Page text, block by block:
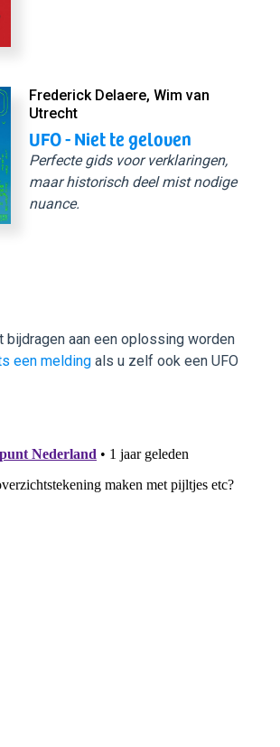
Frederick Delaere, Wim van
Utrecht
UFO - Niet te geloven
Perfecte gids voor verklaringen,
maar historisch deel mist nodige
nuance.
bijdragen aan een oplossing worden
een melding als u zelf ook een UFO